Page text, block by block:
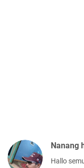
Nanang
Hallo